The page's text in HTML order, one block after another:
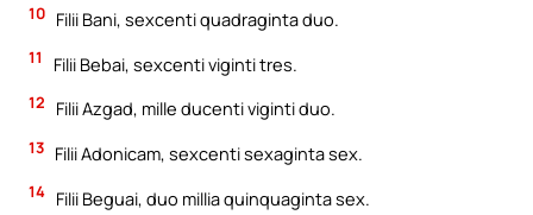
10 Filii Bani, sexcenti quadraginta duo.
11 Filii Bebai, sexcenti viginti tres.
12 Filii Azgad, mille ducenti viginti duo.
13 Filii Adonicam, sexcenti sexaginta sex.
14 Filii Beguai, duo millia quinquaginta sex.